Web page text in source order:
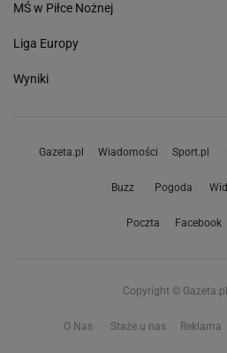
MŚ w Piłce Nożnej
Liga Europy
Wyniki
Gazeta.pl Wiadomości Sport.pl
Buzz Pogoda
Poczta Facebook
Copyright ©
O Nas Staże u nas Reklama